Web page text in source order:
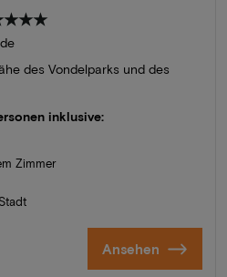
des Vondelparks und des
inklusive:
Zimmer
Ansehen